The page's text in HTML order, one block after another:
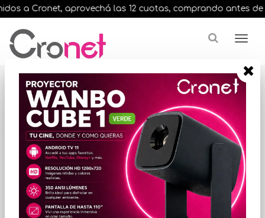
a Cronet, aprovechá las 12 cuotas, comprando antes de
Resultados para
¿Buscas una marca en especial?
ORDENAR POR PRECIO